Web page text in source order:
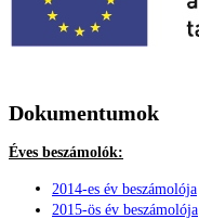
Dokumentumok
Éves beszámolók:
2014-es év beszámolója
2015-ös év beszámolója